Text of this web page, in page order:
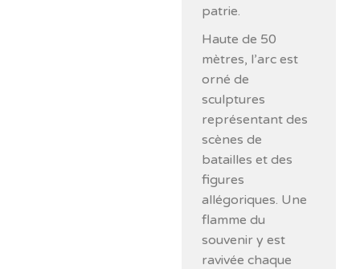
patrie.
Haute de 50
mètres, l’arc est
orné de
sculptures
représentant des
scènes de
batailles et des
figures
allégoriques. Une
flamme du
souvenir y est
ravivée chaque